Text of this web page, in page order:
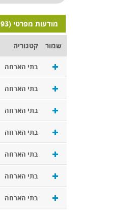
(93) מודעות מפרטי
שמור קטגוריה
בתי הארחה
בתי הארחה
בתי הארחה
בתי הארחה
בתי הארחה
בתי הארחה
בתי הארחה